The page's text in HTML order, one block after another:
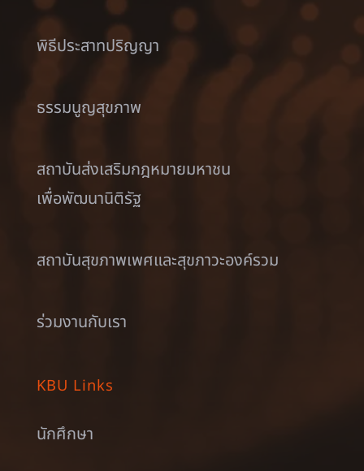
พิธีประสาทปริญญา
ธรรมนูญสุขภาพ
สถาบันส่งเสริมกฎหมายมหาชน
เพื่อพัฒนานิติรัฐ
สถาบันสุขภาพเพศและสุขภาวะองค์รวม
ร่วมงานกับเรา
KBU Links
นักศึกษา